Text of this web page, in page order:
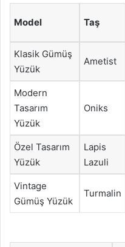
Model Taş
Klasik Gümüş
Yüzük
Ametist
Modern
Tasarım
Yüzük
Oniks
Özel Tasarım
Yüzük
Lapis
Lazuli
Vintage
Gümüş Yüzük
Turmalin